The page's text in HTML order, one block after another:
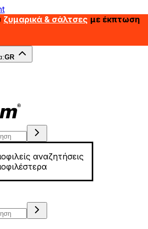
ζυμαρικά & σάλτσες με έκπτωση
GR
αναζητήσεις